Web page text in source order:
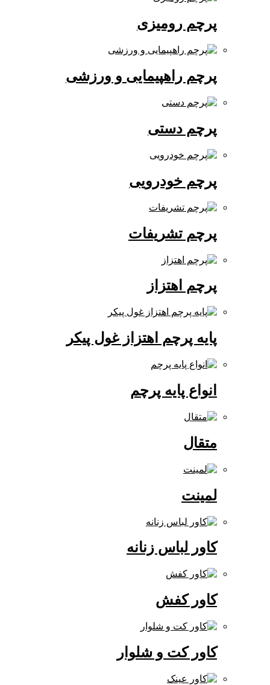
پرچم رومیزی
پرچم راهپیمایی و ورزشی
پرچم دستی
پرچم خودرویی
پرچم تشریفات
پرچم اهتزاز
پایه پرچم اهتزاز غول پیکر
انواع پایه پرچم
کاور لباس زنانه
کاور کفش
کاور کت و شلوار